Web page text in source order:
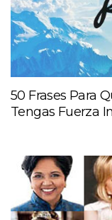
50 Frases Para
Tengas Fuerza